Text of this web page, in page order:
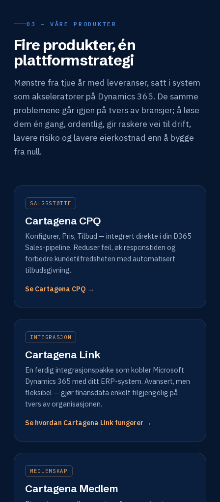
03 — VÅRE PRODUKTER
Fire produkter, én
plattformstrategi
Mønstre fra tjue år med leveranser, satt i system
som akseleratorer på Dynamics 365. De samme
problemene går igjen på tvers av bransjer; å løse
dem én gang, ordentlig, gir raskere vei til drift,
lavere risiko og lavere eierkostnad enn å bygge
fra null.
SALGSSTØTTE
Cartagena CPQ
Konfigurer, Pris, Tilbud — integrert direkte i din D365
Sales-pipeline. Reduser feil, øk responstiden og
forbedre kundetilfredsheten med automatisert
tilbudsgivning.
Se Cartagena CPQ →
INTEGRASJON
Cartagena Link
En ferdig integrasjonspakke som kobler Microsoft
Dynamics 365 med ditt ERP-system. Avansert, men
fleksibel — gjør finansdata enkelt tilgjengelig på
tvers av organisasjonen.
Se hvordan Cartagena Link fungerer →
MEDLEMSKAP
Cartagena Medlem